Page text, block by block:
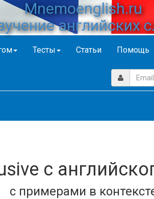
Mnemoenglish.ru
английских
Тесты Статьи Помощь
с
с примерами в